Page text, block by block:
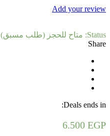
Add your review
Status: متاح للحجز (طلب مسبق)
Share
Deals ends in:
6.500 EGP